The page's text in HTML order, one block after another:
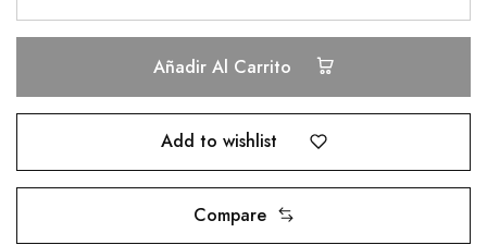
Añadir Al Carrito
Add to wishlist
Compare